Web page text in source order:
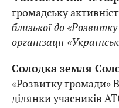
громадську
близької до
організації
Солодка земля
«Розвитку громади»
ділянки учасників